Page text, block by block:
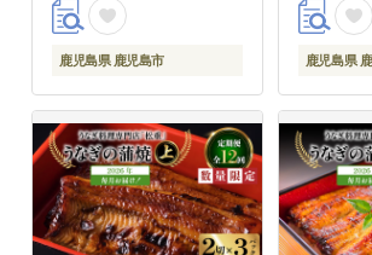
鹿児島県 鹿児島市 鹿児島県